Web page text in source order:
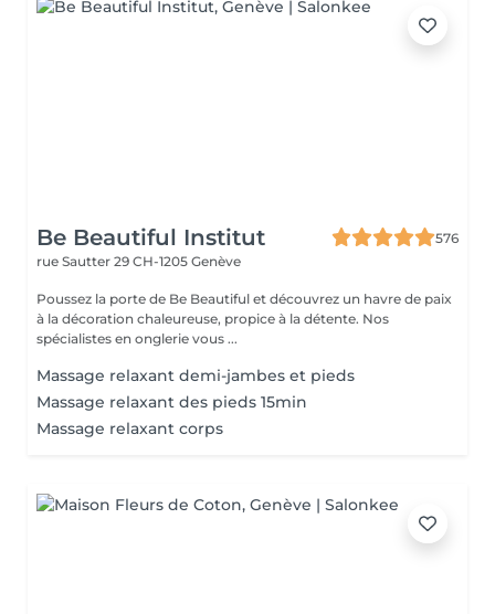
Be Beautiful Institut
576
rue Sautter 29 CH-1205 Genève
Poussez la porte de Be Beautiful et découvrez un havre de paix
à la décoration chaleureuse, propice à la détente. Nos
spécialistes en onglerie vous ...
Massage relaxant demi-jambes et pieds
Massage relaxant des pieds 15min
Massage relaxant corps